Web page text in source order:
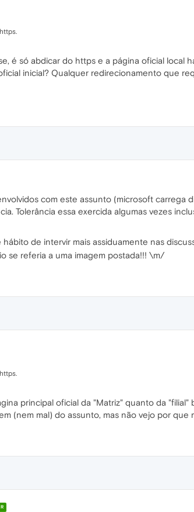
é só abdicar do https e a página oficial local
inicial? Qualquer redirecionamento que
com este assunto (microsoft
Tolerância essa exercida algumas vezes
hábito de intervir mais assiduamente nas
se referia a uma imagem postada!!! \m/
principal oficial da "Matriz" quanto da
(nem mal) do assunto, mas não vejo por